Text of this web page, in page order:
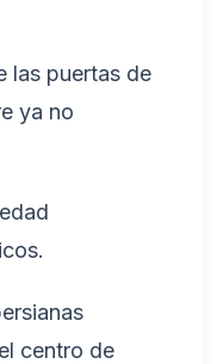
las puertas de
ya no
centro de